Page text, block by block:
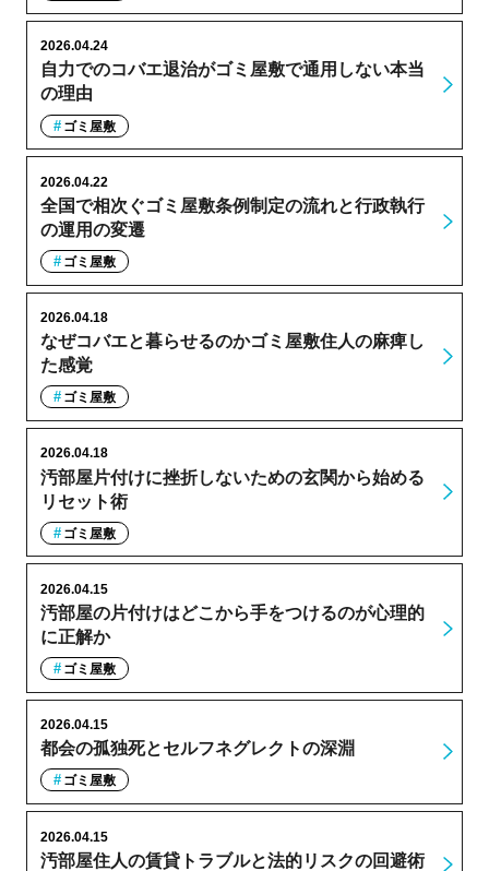
自力でのコバエ退治がゴミ屋敷で通用しない本当
の理由
2026.04.24
ゴミ屋敷
全国で相次ぐゴミ屋敷条例制定の流れと行政執行
の運用の変遷
2026.04.22
ゴミ屋敷
なぜコバエと暮らせるのかゴミ屋敷住人の麻痺し
た感覚
2026.04.18
ゴミ屋敷
汚部屋片付けに挫折しないための玄関から始める
リセット術
2026.04.18
ゴミ屋敷
汚部屋の片付けはどこから手をつけるのが心理的
に正解か
2026.04.15
ゴミ屋敷
都会の孤独死とセルフネグレクトの深淵
2026.04.15
ゴミ屋敷
汚部屋住人の賃貸トラブルと法的リスクの回避術
2026.04.15